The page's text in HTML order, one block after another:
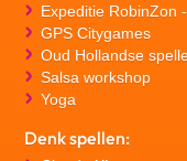
Expeditie RobinZon
GPS Citygames
Oud Hollandse
Salsa workshop
Yoga
Denk spellen: